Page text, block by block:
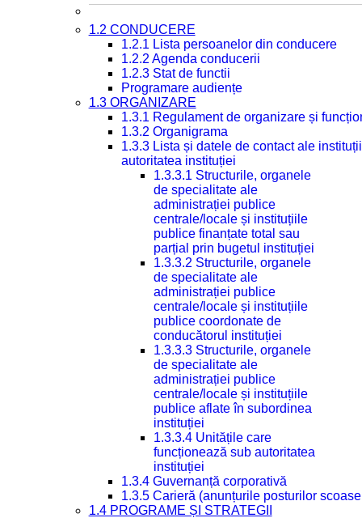
1.2 CONDUCERE
1.2.1 Lista persoanelor din conducere
1.2.2 Agenda conducerii
1.2.3 Stat de functii
Programare audiențe
1.3 ORGANIZARE
1.3.1 Regulament de organizare și
1.3.2 Organigrama
1.3.3 Lista și datele de contact ale
autoritatea instituției
1.3.3.1 Structurile, organele
de specialitate ale
administrației publice
centrale/locale și instituțiile
publice finanțate total sau
parțial prin bugetul instituției
1.3.3.2 Structurile, organele
de specialitate ale
administrației publice
centrale/locale și instituțiile
publice coordonate de
conducătorul instituției
1.3.3.3 Structurile, organele
de specialitate ale
administrației publice
centrale/locale și instituțiile
publice aflate în subordinea
instituției
1.3.3.4 Unitățile care
funcționează sub autoritatea
instituției
1.3.4 Guvernanță corporativă
1.3.5 Carieră (anunțurile posturilor
1.4 PROGRAME ȘI STRATEGII